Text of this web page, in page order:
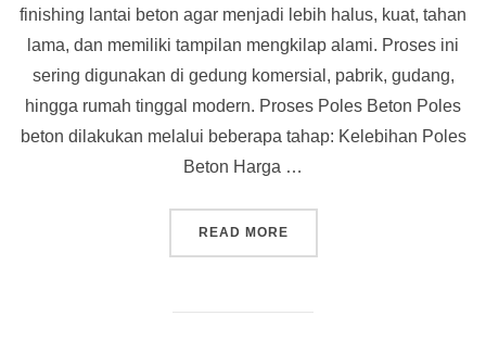
finishing lantai beton agar menjadi lebih halus, kuat, tahan
lama, dan memiliki tampilan mengkilap alami. Proses ini
sering digunakan di gedung komersial, pabrik, gudang,
hingga rumah tinggal modern. Proses Poles Beton Poles
beton dilakukan melalui beberapa tahap: Kelebihan Poles
Beton Harga …
READ MORE“JASA EPOXY & POLES